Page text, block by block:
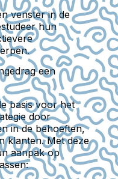
venster in de
hun
een
basis voor het
door
in de behoeften,
klanten. Met deze
aanpak op